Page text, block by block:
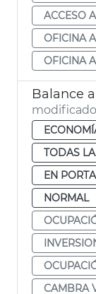
ACCESO
OFICINA
OFICINA
TODAS
EN
NORMAL
CAMBRA